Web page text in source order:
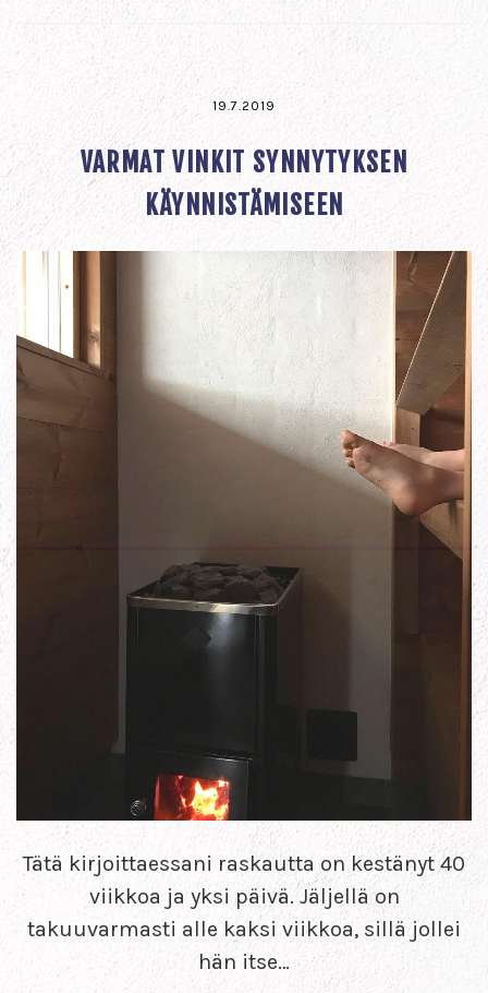
19.7.2019
VARMAT VINKIT SYNNYTYKSEN
KÄYNNISTÄMISEEN
Tätä kirjoittaessani raskautta on kestänyt 40
viikkoa ja yksi päivä. Jäljellä on
takuuvarmasti alle kaksi viikkoa, sillä jollei
hän itse…